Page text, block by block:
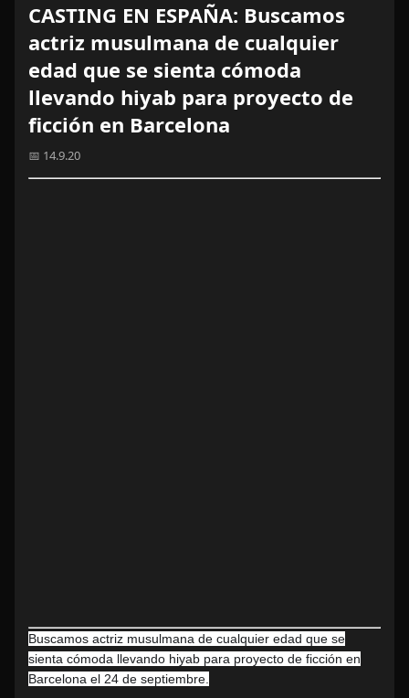
CASTING EN ESPAÑA: Buscamos
actriz musulmana de cualquier
edad que se sienta cómoda
llevando hiyab para proyecto de
ficción en Barcelona
📅 14.9.20
Buscamos actriz musulmana de cualquier edad que se
sienta cómoda llevando hiyab para proyecto de ficción en
Barcelona el 24 de septiembre.